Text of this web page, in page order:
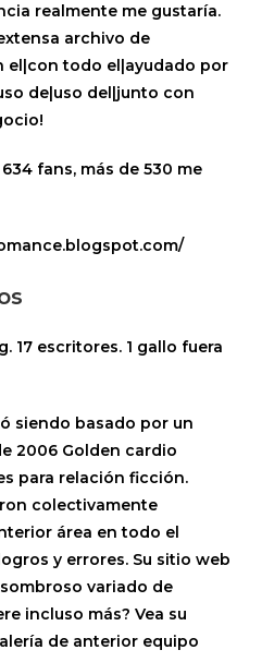
realmente me gustaría.
archivo de
el|con todo el|ayudado por
de|uso del|junto con
fans, más de 530 me
17 escritores. 1 gallo fuera
siendo basado por un
2006 Golden cardio
para relación ficción.
colectivamente
área en todo el
y errores. Su sitio web
variado de
incluso más? Vea su
de anterior equipo